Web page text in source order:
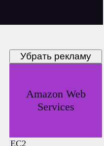
Убрать рекламу
Amazon Web
Services
EC2